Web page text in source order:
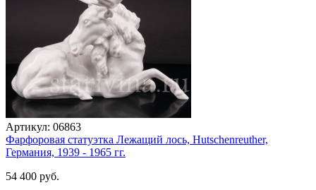
Артикул: 06863
Фарфоровая статуэтка Лежащий лось, Hutschenreuther,
Германия, 1939 - 1965 гг.
54 400 руб.